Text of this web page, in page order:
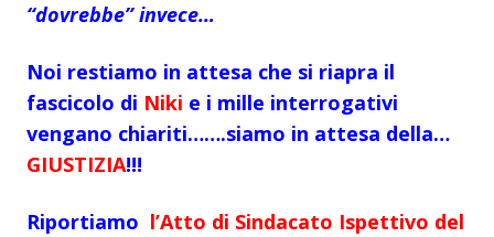
“dovrebbe” invece…
Noi restiamo in attesa che si riapra il
fascicolo di Niki e i mille interrogativi
vengano chiariti…….siamo in attesa della…
GIUSTIZIA!!!
Riportiamo l’Atto di Sindacato Ispettivo del